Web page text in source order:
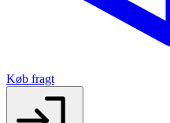
Køb fragt